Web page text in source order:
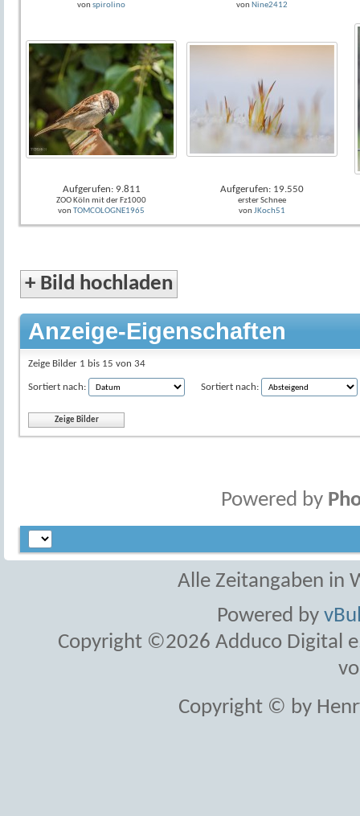
von spirolino
von Nine2412
Aufgerufen: 9.811
ZOO Köln mit der Fz1000
von TOMCOLOGNE1965
Aufgerufen: 19.550
erster Schnee
von JKoch51
+ Bild hochladen
Anzeige-Eigenschaften
Zeige Bilder 1 bis 15 von 34
Sortiert nach: Sortiert nach:
Powered by
Alle Zeitangaben in
Powered by
Copyright ©2026 Adduco Digital
Copyright © by